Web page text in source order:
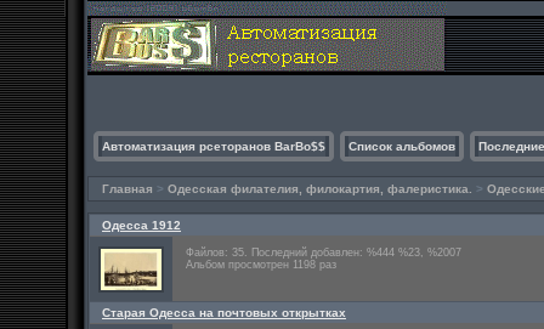
Автоматизация рсеторанов BarBo$$ Список альбомов
Главная > Одесская филателия, филокартия, фалеристика. >
Одесса 1912
Файлов: 35. Последний добавлен: %444 %23, %2007
Альбом просмотрен 1198 раз
Старая Одесса на почтовых открытках